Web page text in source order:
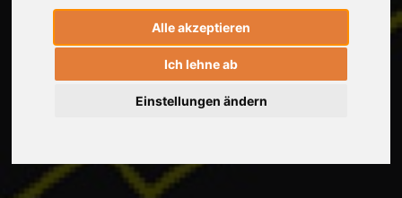
Alle akzeptieren
Ich lehne ab
Einstellungen ändern